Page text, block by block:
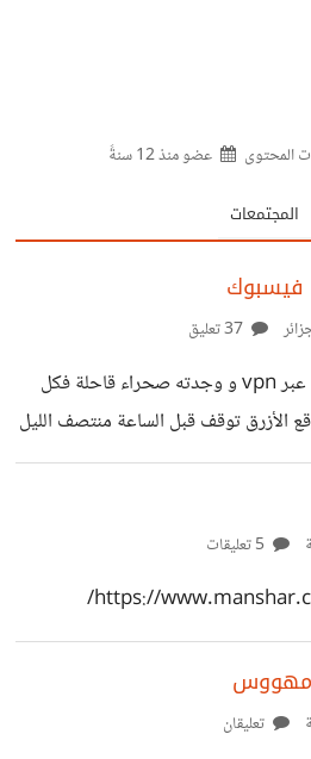
عضو منذ12 سنةً
المجتمعات
فيسبوك
دخلت منذ قليل للموقع عبر vpn و وجدته صحراء قاحلة فكل
الأزرق توقف قبل الساعة منتصف الليل
لأني لست من المدمنين على الموقع
التي لا تستطيع حتى تسيير
بسبب موقع إلكتروني .
https://
مهووس
تعليقان